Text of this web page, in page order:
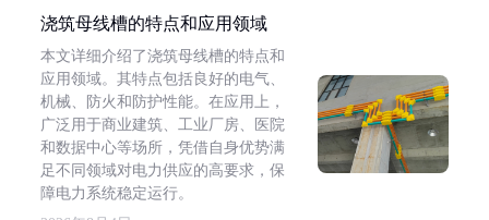
浇筑母线槽的特点和应用领域
本文详细介绍了浇筑母线槽的特点和
应用领域。其特点包括良好的电气、
机械、防火和防护性能。在应用上，
广泛用于商业建筑、工业厂房、医院
和数据中心等场所，凭借自身优势满
足不同领域对电力供应的高要求，保
障电力系统稳定运行。